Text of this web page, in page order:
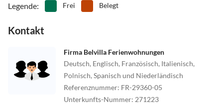
Legende: Frei Belegt
Kontakt
Firma Belvilla Ferienwohnungen
Deutsch, Englisch, Französisch, Italienisch,
Polnisch, Spanisch und Niederländisch
Referenznummer: FR-29360-05
Unterkunfts-Nummer: 271223